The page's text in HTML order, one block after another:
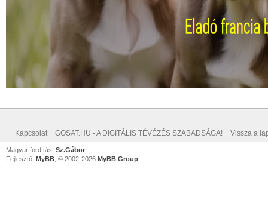
Kapcsolat GOSAT.HU - A DIGITÁLIS TÉVÉZÉS SZABADSÁGA! Vissza a
Magyar fordítás: Sz.Gábor
Fejlesztő: MyBB , © 2002-2026 MyBB Group